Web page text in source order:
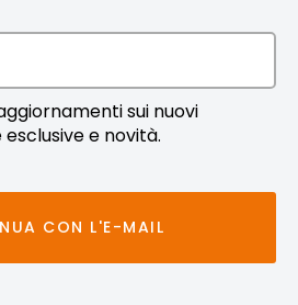
sui nuovi
e novità.
CON L'E-MAIL